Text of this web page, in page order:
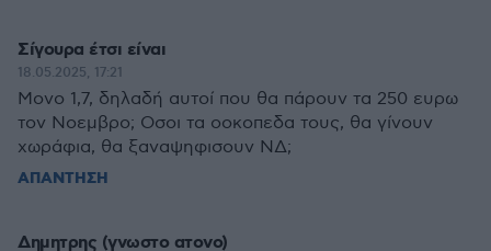
Σίγουρα έτσι είναι
18.05.2025, 17:21
Μονο 1,7, δηλαδή αυτοί που θα πάρουν τα 250 ευρω
τον Νοεμβρο; Οσοι τα οοκοπεδα τους, θα γίνουν
χωράφια, θα ξαναψηφισουν ΝΔ;
ΑΠΑΝΤΗΣΗ
Δημητρης (γνωστο ατονο)